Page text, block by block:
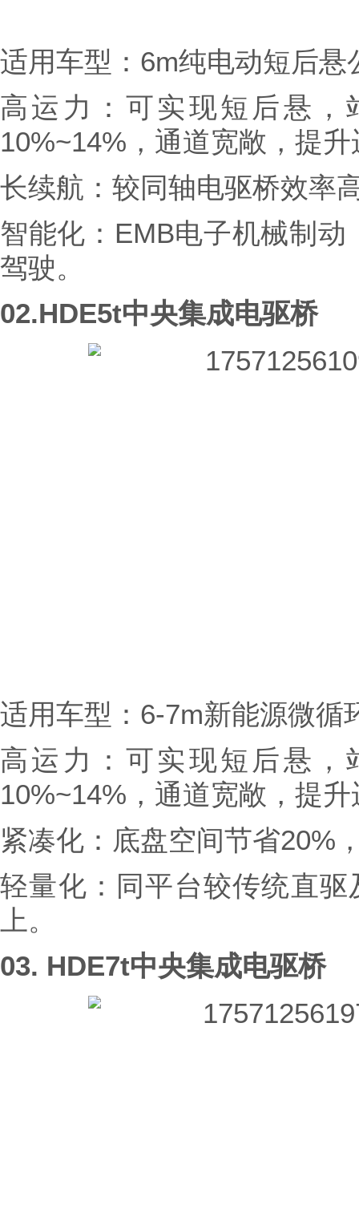
适用车型：6m纯电动短后悬
高运力：可实现短后悬
10%~14%，通道宽敞，提
长续航：较同轴电驱桥效率
智能化：EMB电子机械制
驾驶。
02.HDE5t中央集成电驱桥
适用车型：6-7m新能源微循
高运力：可实现短后悬
10%~14%，通道宽敞，提
紧凑化：底盘空间节省20%
轻量化：同平台较传统直驱
上。
03. HDE7t中央集成电驱桥